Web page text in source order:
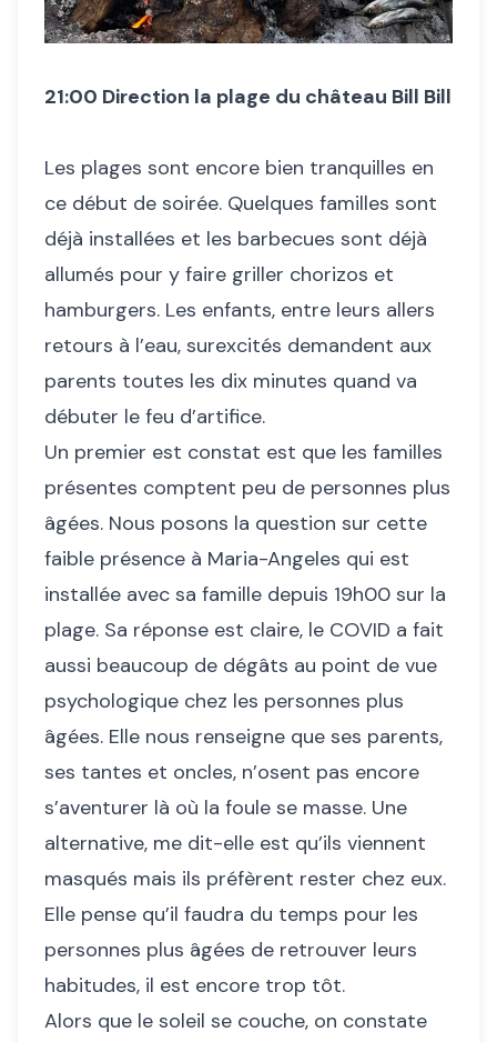
21:00 Direction la plage du château Bill Bill
Les plages sont encore bien tranquilles en
ce début de soirée. Quelques familles sont
déjà installées et les barbecues sont déjà
allumés pour y faire griller chorizos et
hamburgers. Les enfants, entre leurs allers
retours à l’eau, surexcités demandent aux
parents toutes les dix minutes quand va
débuter le feu d’artifice.
Un premier est constat est que les familles
présentes comptent peu de personnes plus
âgées. Nous posons la question sur cette
faible présence à Maria-Angeles qui est
installée avec sa famille depuis 19h00 sur la
plage. Sa réponse est claire, le COVID a fait
aussi beaucoup de dégâts au point de vue
psychologique chez les personnes plus
âgées. Elle nous renseigne que ses parents,
ses tantes et oncles, n’osent pas encore
s’aventurer là où la foule se masse. Une
alternative, me dit-elle est qu’ils viennent
masqués mais ils préfèrent rester chez eux.
Elle pense qu’il faudra du temps pour les
personnes plus âgées de retrouver leurs
habitudes, il est encore trop tôt.
Alors que le soleil se couche, on constate